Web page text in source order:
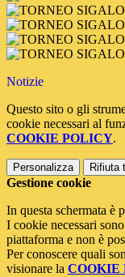
Notizie
Questo sito o gli
cookie necessari al
COOKIE POLICY.
Personalizza Rifiuta
Gestione cookie
In questa schermata è
I cookie necessari
piattaforma e non è
Per conoscere quali
visionare la COOKIE